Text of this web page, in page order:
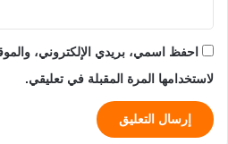
احفظ اسمي، بريدي الإلكتروني،
لاستخدامها المرة المقبلة في تعليقي.